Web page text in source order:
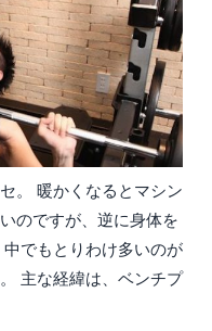
。 暖かくなるとマシン
のですが、逆に身体を
でもとりわけ多いのが
主な経緯は、ベンチプ